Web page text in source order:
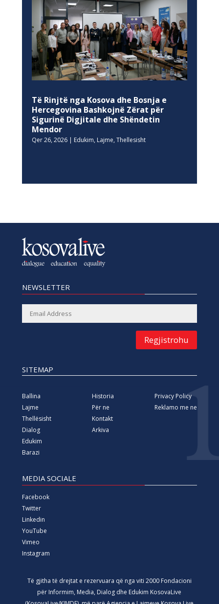
Të Rinjtë nga Kosova dhe Bosnja e
Hercegovina Bashkojnë Zërat për
Sigurinë Digjitale dhe Shëndetin
Mendor
Qer 26, 2026| Edukim, Lajme, Thellesisht
NEWSLETTER
Regjistrohu
SITEMAP
Ballina
Lajme
Thellësisht
Dialog
Edukim
Barazi
Historia
Për ne
Kontakt
Arkiva
Privacy Policy
Reklamo me ne
MEDIA SOCIALE
Facebook
Twitter
Linkedin
YouTube
Vimeo
Instagram
Të gjitha të drejtat e rezervuara që nga viti 2000 Fondacioni
për Informim, Media, Dialog dhe Edukim KosovaLive